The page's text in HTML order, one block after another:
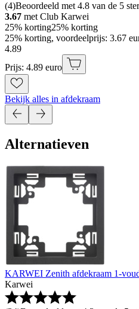
(4)Beoordeeld met 4.8 van de 5
3.67 met Club Karwei
25% korting25% korting
25% korting, voordeelprijs: 3.67
4.89
Prijs: 4.89 euro
Bekijk alles in afdekraam
Alternatieven
KARWEI Zenith afdekraam 1-
Karwei